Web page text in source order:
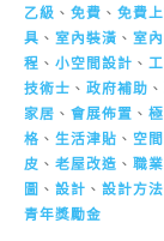
乙級 、 免費 、 免費
具 、 室內裝潢 、 室
程 、 小空間設計 、
技術士 、 政府補助 、
家居 、 會展佈置 、
格 、 生活津貼 、 空
皮 、 老屋改造 、 職
圖 、 設計 、 設計方法
青年獎勵金